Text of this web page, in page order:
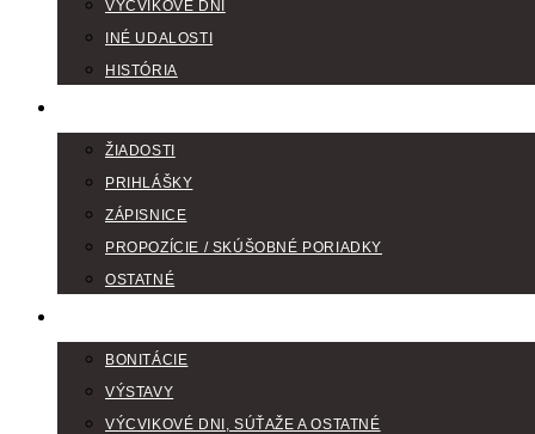
VÝCVIKOVÉ DNI
INÉ UDALOSTI
HISTÓRIA
ŽIADOSTI
PRIHLÁŠKY
ZÁPISNICE
PROPOZÍCIE / SKÚŠOBNÉ PORIADKY
OSTATNÉ
BONITÁCIE
VÝSTAVY
VÝCVIKOVÉ DNI, SÚŤAŽE A OSTATNÉ